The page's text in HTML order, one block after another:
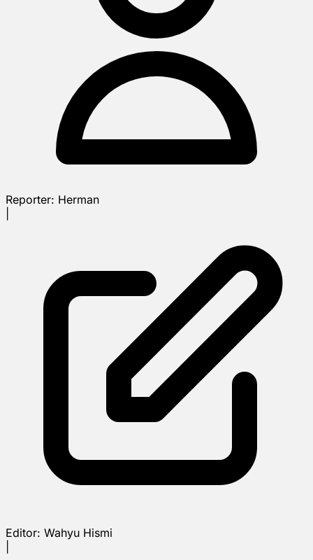
Reporter: Herman
Editor: Wahyu Hismi